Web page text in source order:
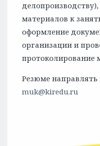
материалов к
оформление
организации и
протоколирование
Резюме направлять
muk@kiredu.ru